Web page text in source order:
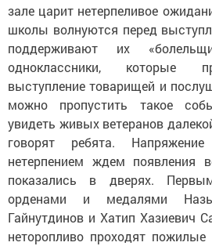
зале царит нетерпеливое
школы волнуются перед
поддерживают их
одноклассники, которые
выступление товарищей и
можно пропустить такое
увидеть живых ветеранов
говорят ребята.
нетерпением ждем появления
показались в дверях.
орденами и медалями
Гайнутдинов и Хатип Хазиевич
неторопливо проходят